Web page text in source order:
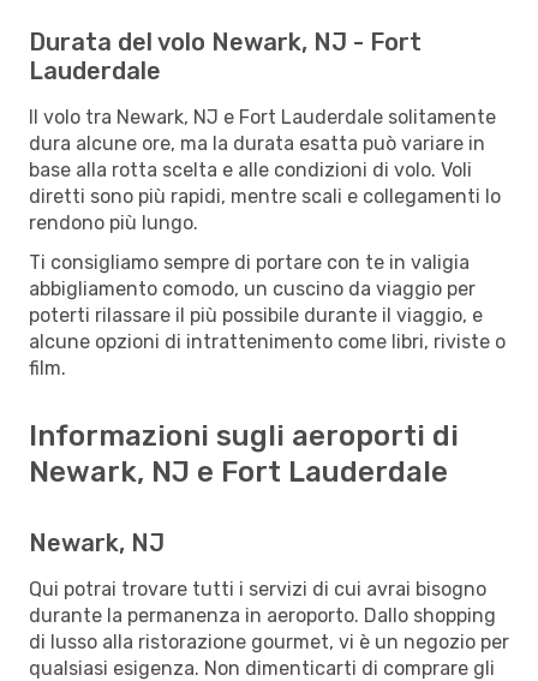
Durata del volo Newark, NJ - Fort
Lauderdale
Il volo tra Newark, NJ e Fort Lauderdale solitamente
dura alcune ore, ma la durata esatta può variare in
base alla rotta scelta e alle condizioni di volo. Voli
diretti sono più rapidi, mentre scali e collegamenti lo
rendono più lungo.
Ti consigliamo sempre di portare con te in valigia
abbigliamento comodo, un cuscino da viaggio per
poterti rilassare il più possibile durante il viaggio, e
alcune opzioni di intrattenimento come libri, riviste o
film.
Informazioni sugli aeroporti di
Newark, NJ e Fort Lauderdale
Newark, NJ
Qui potrai trovare tutti i servizi di cui avrai bisogno
durante la permanenza in aeroporto. Dallo shopping
di lusso alla ristorazione gourmet, vi è un negozio per
qualsiasi esigenza. Non dimenticarti di comprare gli